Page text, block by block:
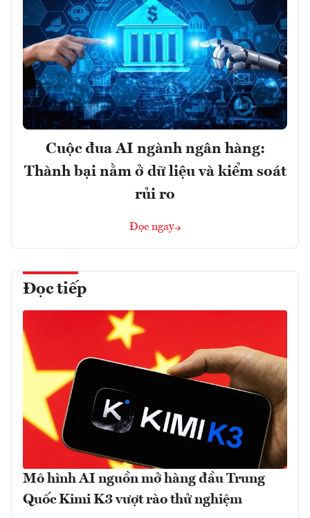
Cuộc đua AI ngành ngân hàng:
Thành bại nằm ở dữ liệu và kiểm soát
rủi ro
Đọc ngay
Đọc tiếp
Mô hình AI nguồn mở hàng đầu Trung
Quốc Kimi K3 vượt rào thử nghiệm